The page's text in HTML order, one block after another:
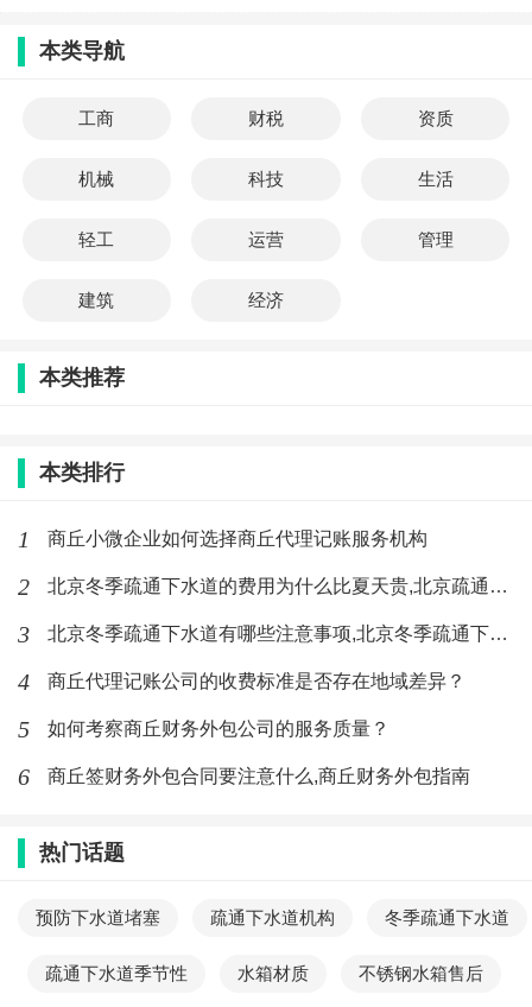
本类导航
工商 财税 资质
机械 科技 生活
轻工 运营 管理
建筑 经济
本类推荐
本类排行
1 商丘小微企业如何选择商丘代理记账服务机构
2 北京冬季疏通下水道的费用为什么比夏天贵,北京疏通下水道
3 北京冬季疏通下水道有哪些注意事项,北京冬季疏通下水道电话
4 商丘代理记账公司的收费标准是否存在地域差异？
5 如何考察商丘财务外包公司的服务质量？
6 商丘签财务外包合同要注意什么,商丘财务外包指南
热门话题
预防下水道堵塞 疏通下水道机构 冬季疏通下水道
疏通下水道季节性 水箱材质 不锈钢水箱售后